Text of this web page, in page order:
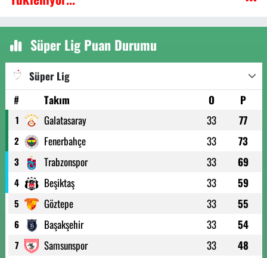
Süper Lig Puan Durumu
Süper Lig
#
Takım O P
1 Galatasaray 33 77
2 Fenerbahçe 33 73
3 Trabzonspor 33 69
4 Beşiktaş 33 59
5 Göztepe 33 55
6 Başakşehir 33 54
7 Samsunspor 33 48